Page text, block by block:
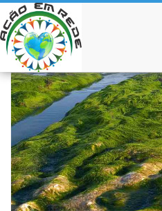
Pular
para
o
conteúdo